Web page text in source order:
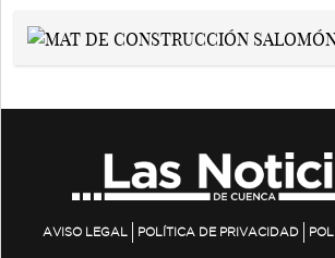
AVISO LEGAL POLÍTICA DE PRIVACIDAD